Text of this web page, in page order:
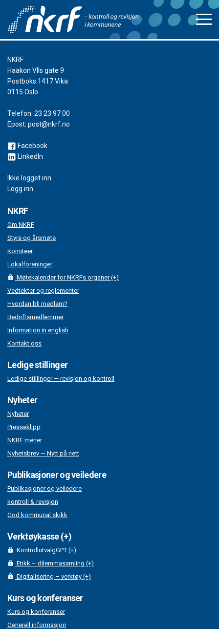
NKRF
Haakon VIIs gate 9
Postboks 1417 Vika
0115 Oslo
Telefon: 23 23 97 00
Epost: post@nkrf.no
Facebook
LinkedIn
Ikke logget inn.
Logg inn
NKRF
Om NKRF
Styre og årsmøte
Komiteer
Lokalforeninger
Møtekalender for NKRFs organer (+)
Vedtekter og reglementer
Hvordan bli medlem?
Bedriftsmedlemmer
Information in english
Kontakt oss
Ledige stillinger
Ledige stillinger — revisjon og kontroll
Nyheter
Nyheter
Presseklipp
NKRF mener
Nyhetsbrev — Nytt på nett
Publikasjoner og veiledere
Publikasjoner og veiledere
kontroll & revisjon
God kommunal skikk
Verktøykasse (+)
KontrollutvalgGPT (+)
Etikk – dilemmasamling (+)
Digitalisering – verktøy (+)
Kurs og konferanser
Kurs og konferanser
Generell informasjon